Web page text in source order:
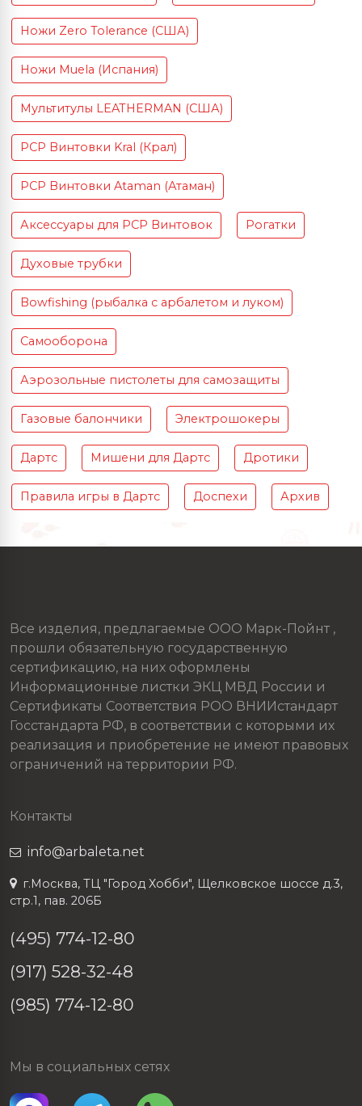
Ножи Zero Tolerance (США)
Ножи Muela (Испания)
Мультитулы LEATHERMAN (США)
PCP Винтовки Kral (Крал)
PCP Винтовки Ataman (Атаман)
Аксессуары для PCP Винтовок Рогатки
Духовые трубки
Bowfishing (рыбалка с арбалетом и луком)
Самооборона
Аэрозольные пистолеты для самозащиты
Газовые балончики Электрошокеры
Дартс Мишени для Дартс Дротики
Правила игры в Дартс Доспехи Архив
Все изделия, предлагаемые ООО Марк-Пойнт ,
прошли обязательную государственную
сертификацию, на них оформлены
Информационные листки ЭКЦ МВД России и
Сертификаты Соответствия РОО ВНИИстандарт
Госстандарта РФ, в соответствии с которыми их
реализация и приобретение не имеют правовых
ограничений на территории РФ.
Контакты
info@arbaleta.net
г.Москва, ТЦ "Город Хобби", Щелковское шоссе д.3,
стр.1, пав. 206Б
(495) 774-12-80
(917) 528-32-48
(985) 774-12-80
Мы в социальных сетях